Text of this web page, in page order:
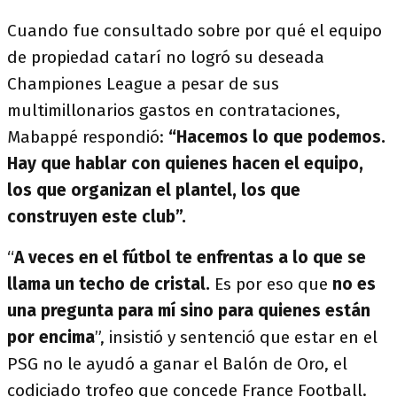
Cuando fue consultado sobre por qué el equipo
de propiedad catarí no logró su deseada
Championes League a pesar de sus
multimillonarios gastos en contrataciones,
Mabappé respondió: “Hacemos lo que podemos.
Hay que hablar con quienes hacen el equipo,
los que organizan el plantel, los que
construyen este club”.
“A veces en el fútbol te enfrentas a lo que se
llama un techo de cristal. Es por eso que no es
una pregunta para mí sino para quienes están
por encima”, insistió y sentenció que estar en el
PSG no le ayudó a ganar el Balón de Oro, el
codiciado trofeo que concede France Football.